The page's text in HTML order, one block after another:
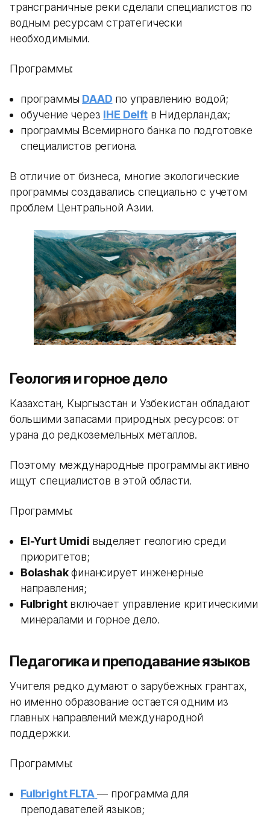
трансграничные реки сделали специалистов по
водным ресурсам стратегически
необходимыми.
Программы:
программы DAAD по управлению водой;
обучение через IHE Delftв Нидерландах;
программы Всемирного банка по подготовке
специалистов региона.
В отличие от бизнеса, многие экологические
программы создавались специально с учетом
проблем Центральной Азии.
Геология и горное дело
Казахстан, Кыргызстан и Узбекистан обладают
большими запасами природных ресурсов: от
урана до редкоземельных металлов.
Поэтому международные программы активно
ищут специалистов в этой области.
Программы:
El-Yurt Umidi выделяет геологию среди
приоритетов;
Bolashakфинансирует инженерные
направления;
Fulbrightвключает управление критическими
минералами и горное дело.
Педагогика и преподавание языков
Учителя редко думают о зарубежных грантах,
но именно образование остается одним из
главных направлений международной
поддержки.
Программы:
Fulbright FLTA — программа для
преподавателей языков;